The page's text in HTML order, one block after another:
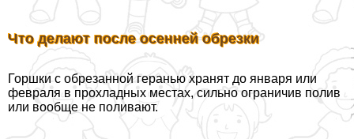
Что делают после осенней обрезки
Горшки с обрезанной геранью хранят до января или
февраля в прохладных местах, сильно ограничив полив
или вообще не поливают.